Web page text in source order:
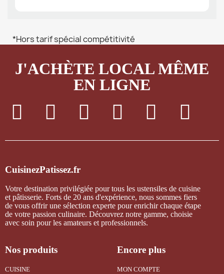
*Hors tarif spécial compétitivité
J'ACHÈTE LOCAL MÊME
EN LIGNE
CuisinezPatissez.fr
Votre destination privilégiée pour tous les ustensiles de cuisine
et pâtisserie. Forts de 20 ans d'expérience, nous sommes fiers
de vous offrir une sélection experte pour enrichir chaque étape
de votre passion culinaire. Découvrez notre gamme, choisie
avec soin pour les amateurs et professionnels.
Nos produits
CUISINE
Encore plus
MON COMPTE